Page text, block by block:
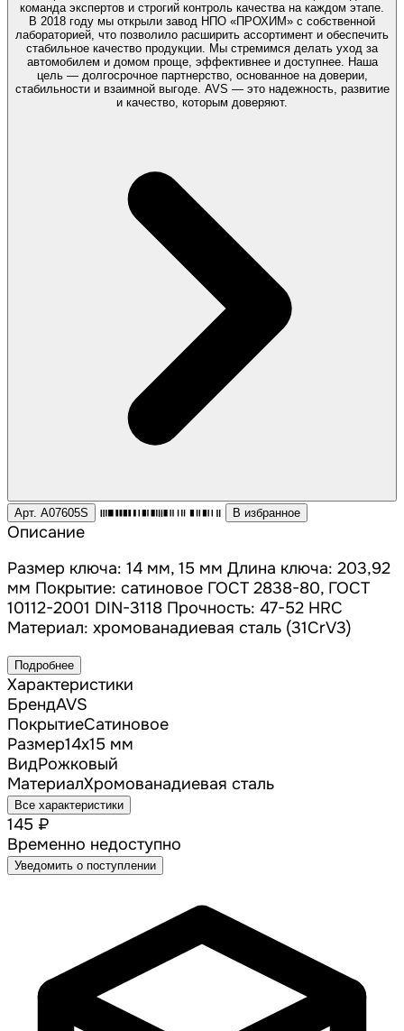
команда экспертов и строгий контроль качества на каждом этапе.
В 2018 году мы открыли завод НПО «ПРОХИМ» с собственной
лабораторией, что позволило расширить ассортимент и обеспечить
стабильное качество продукции. Мы стремимся делать уход за
автомобилем и домом проще, эффективнее и доступнее. Наша
цель — долгосрочное партнерство, основанное на доверии,
стабильности и взаимной выгоде. AVS — это надежность, развитие
и качество, которым доверяют.
Арт. A07605S В избранное
Описание
Размер ключа: 14 мм, 15 мм Длина ключа: 203,92
мм Покрытие: сатиновое ГОСТ 2838-80, ГОСТ
10112-2001 DIN-3118 Прочность: 47-52 HRC
Материал: хромованадиевая сталь (31CrV3)
Подробнее
Характеристики
БрендAVS
ПокрытиеСатиновое
Размер14х15 мм
ВидРожковый
МатериалХромованадиевая сталь
Все характеристики
145 ₽
Временно недоступно
Уведомить о поступлении